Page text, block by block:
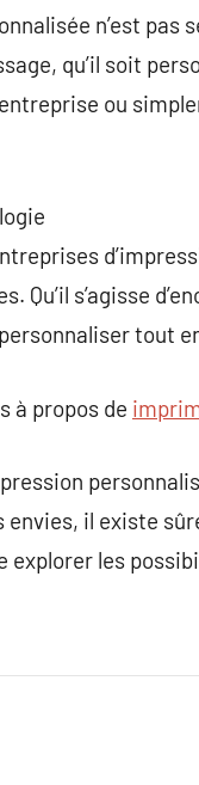
n’est pas
qu’il soit
ou
Qu’il s’agisse
tout
à propos de
envies, il existe
explorer les